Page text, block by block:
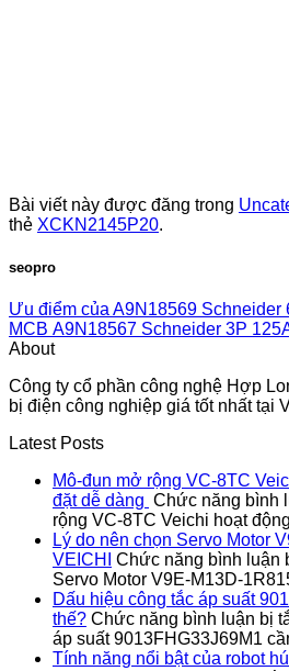
Bài viết này được đăng trong
thẻ XCKN2145P20.
seopro
Ưu điểm của A9N18569 Schneider
MCB A9N18567 Schneider 3P
About
Công ty cổ phần công nghệ Hợp
bị điện công nghiệp giá tốt nhất tại
Latest Posts
Mô-đun mở rộng VC-8TC
đặt dễ dàng Chức năng bình
rộng VC-8TC Veichi hoạt
Lý do nên chọn Servo Motor
VEICHI
Chức năng bình luận
Servo Motor V9E-M13D-
Dấu hiệu công tắc áp suất
thế? Chức năng bình luận bị
áp suất 9013FHG33J69M1
Tính năng nổi bật của robot